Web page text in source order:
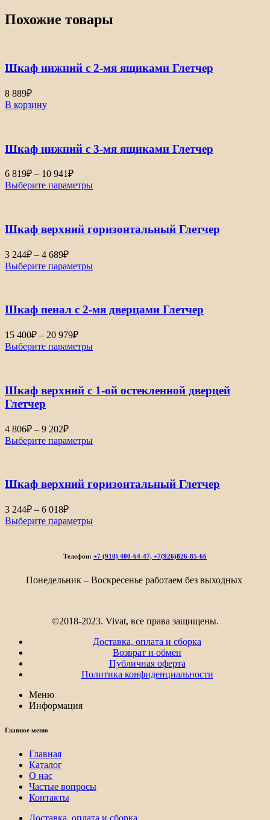
Похожие товары
Шкаф нижний с 2-мя ящиками Глетчер
8 889₽
В корзину
Шкаф нижний с 3-мя ящиками Глетчер
6 819₽ – 10 941₽Диапазон
цен:
6
10
Выберите параметры
Шкаф верхний горизонтальный Глетчер
3 244₽ – 4 689₽Диапазон
цен:
3
4
Выберите параметры
Шкаф пенал с 2-мя дверцами Глетчер
15 400₽ – 20 979₽Диапазон
цен:
15
20
Выберите параметры
Шкаф верхний с 1-ой остекленной дверцей
Глетчер
4 806₽ – 9 202₽Диапазон
цен:
4
9
Выберите параметры
Шкаф верхний горизонтальный Глетчер
3 244₽ – 6 018₽Диапазон
цен:
3
018₽
Выберите параметры
Телефон: +7 (910) 400-64-47, +7(926)826-85-66
Понедельник – Воскресенье работаем без выходных
©2018-2023. Vivat, все права защищены.
Доставка, оплата и сборка
Возврат и обмен
Публичная оферта
Политика конфиденциальности
Меню
Информация
Главное меню
Главная
Каталог
О нас
Частые вопросы
Контакты
Доставка, оплата и сборка